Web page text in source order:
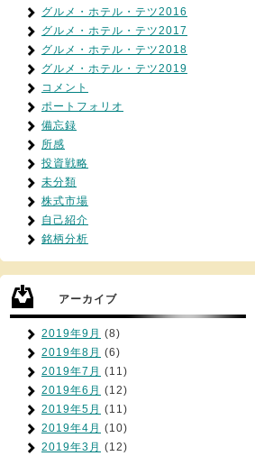
グルメ・ホテル・テツ2016
グルメ・ホテル・テツ2017
グルメ・ホテル・テツ2018
グルメ・ホテル・テツ2019
コメント
ポートフォリオ
備忘録
所感
投資戦略
未分類
株式市場
自己紹介
銘柄分析
アーカイブ
2019年9月 (8)
2019年8月 (6)
2019年7月 (11)
2019年6月 (12)
2019年5月 (11)
2019年4月 (10)
2019年3月 (12)